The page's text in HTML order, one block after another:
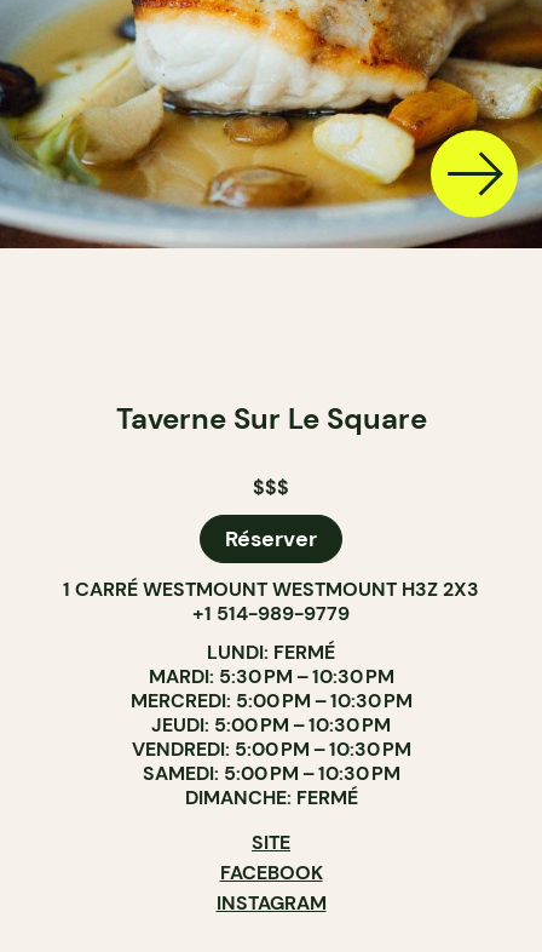
Taverne Sur Le Square
$$$
Réserver
1 CARRÉ WESTMOUNT WESTMOUNT H3Z 2X3
+1 514-989-9779
LUNDI: FERMÉ
MARDI: 5:30 PM – 10:30 PM
MERCREDI: 5:00 PM – 10:30 PM
JEUDI: 5:00 PM – 10:30 PM
VENDREDI: 5:00 PM – 10:30 PM
SAMEDI: 5:00 PM – 10:30 PM
DIMANCHE: FERMÉ
SITE
FACEBOOK
INSTAGRAM